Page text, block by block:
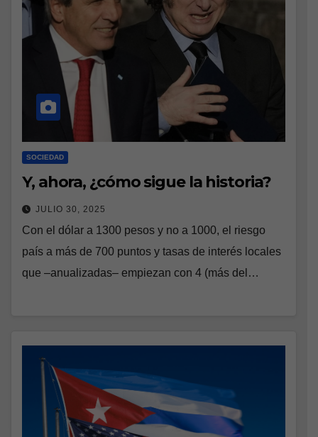
SOCIEDAD
Y, ahora, ¿cómo sigue la historia?
JULIO 30, 2025
Con el dólar a 1300 pesos y no a 1000, el riesgo
país a más de 700 puntos y tasas de interés locales
que –anualizadas– empiezan con 4 (más del…